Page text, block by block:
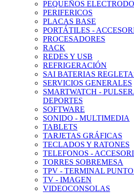
PEQUEÑOS
PERIFERICOS
PLACAS BASE
PORTÁTILES -
PROCESADORES
RACK
REDES Y USB
REFRIGERACIÓN
SAI BATERIAS
SERVICIOS GENERALES
SMARTWATCH -
DEPORTES
SOFTWARE
SONIDO - MULTIMEDIA
TABLETS
TARJETAS GRÁFICAS
TECLADOS Y RATONES
TELEFONOS -
TORRES SOBREMESA
TPV - TERMINAL
TV - IMAGEN
VIDEOCONSOLAS